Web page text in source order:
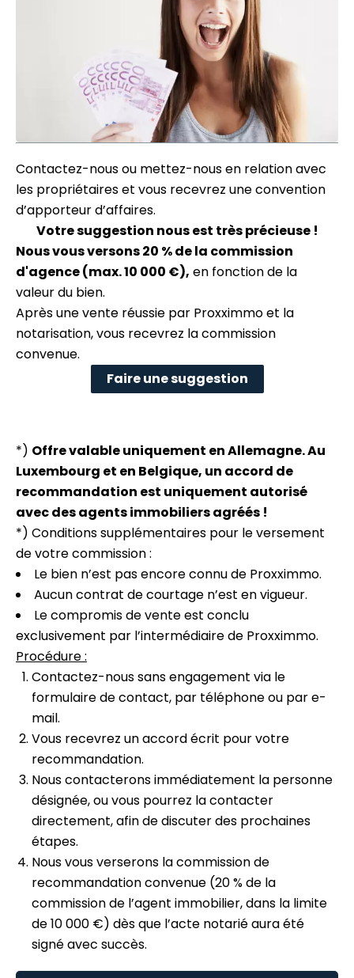
Contactez-nous ou mettez-nous en relation avec
les propriétaires et vous recevrez une convention
d’apporteur d’affaires.
Votre suggestion nous est très précieuse !
Nous vous versons 20 % de la commission
d'agence (max. 10 000 €), en fonction de la
valeur du bien.
Après une vente réussie par Proxximmo et la
notarisation, vous recevrez la commission
convenue.
Faire une suggestion
*) Offre valable uniquement en Allemagne. Au
Luxembourg et en Belgique, un accord de
recommandation est uniquement autorisé
avec des agents immobiliers agréés !
*) Conditions supplémentaires pour le versement
de votre commission :
Le bien n’est pas encore connu de Proxximmo.
Aucun contrat de courtage n’est en vigueur.
Le compromis de vente est conclu
exclusivement par l’intermédiaire de Proxximmo.
Procédure :
Contactez-nous sans engagement via le
formulaire de contact, par téléphone ou par e-
mail.
Vous recevrez un accord écrit pour votre
recommandation.
Nous contacterons immédiatement la personne
désignée, ou vous pourrez la contacter
directement, afin de discuter des prochaines
étapes.
Nous vous verserons la commission de
recommandation convenue (20 % de la
commission de l’agent immobilier, dans la limite
de 10 000 €) dès que l’acte notarié aura été
signé avec succès.